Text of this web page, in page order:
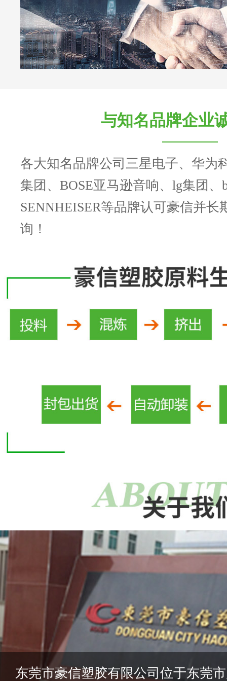
与知名品牌企业
各大知名品牌公司三星电子、华为
集团、BOSE亚马逊音响、lg集团、
SENNHEISER等品牌认可豪信并长
询！
东莞市豪信塑胶有限公司位于东莞